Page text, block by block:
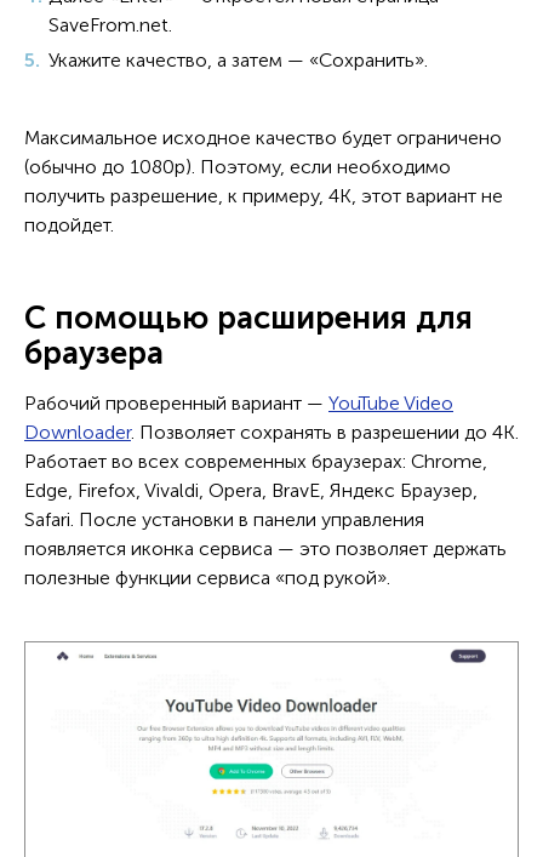
SaveFrom.net.
Укажите качество, а затем — «Сохранить».
Максимальное исходное качество будет ограничено
(обычно до 1080p). Поэтому, если необходимо
получить разрешение, к примеру, 4К, этот вариант не
подойдет.
С помощью расширения для
браузера
Рабочий проверенный вариант — YouTube Video
Downloader. Позволяет сохранять в разрешении до 4К.
Работает во всех современных браузерах: Chrome,
Edge, Firefox, Vivaldi, Opera, BravE, Яндекс Браузер,
Safari. После установки в панели управления
появляется иконка сервиса — это позволяет держать
полезные функции сервиса «под рукой».